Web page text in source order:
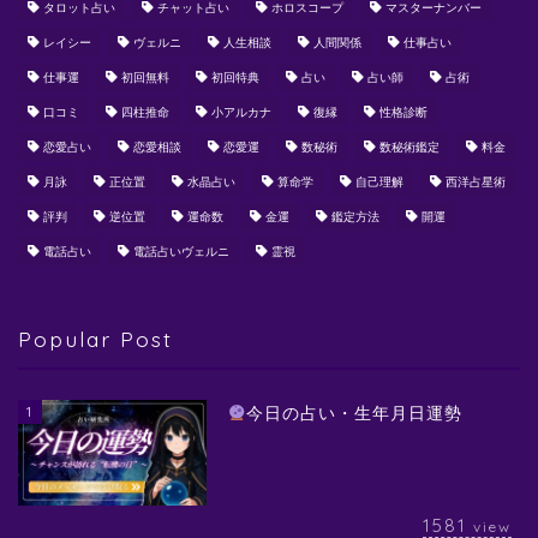
タロット占い チャット占い ホロスコープ マスターナンバー
レイシー ヴェルニ 人生相談 人間関係 仕事占い
仕事運 初回無料 初回特典 占い 占い師 占術
口コミ 四柱推命 小アルカナ 復縁 性格診断
恋愛占い 恋愛相談 恋愛運 数秘術 数秘術鑑定 料金
月詠 正位置 水晶占い 算命学 自己理解 西洋占星術
評判 逆位置 運命数 金運 鑑定方法 開運
電話占い 電話占いヴェルニ 霊視
Popular Post
1 今日の占い・生年月日運勢
1581 view